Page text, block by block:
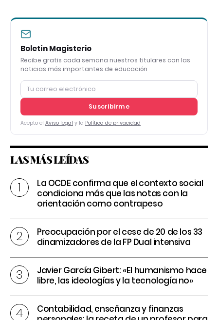
Boletín Magisterio
Recibe gratis cada semana nuestros titulares con las
noticias más importantes de educación
Suscribirme
Acepto el Aviso legal y la Política de privacidad
LAS MÁS LEÍDAS
La OCDE confirma que el contexto social
condiciona más que las notas con la
orientación como contrapeso
Preocupación por el cese de 20 de los 33
dinamizadores de la FP Dual intensiva
Javier García Gibert: «El humanismo hace
libre, las ideologías y la tecnología no»
Contabilidad, enseñanza y finanzas